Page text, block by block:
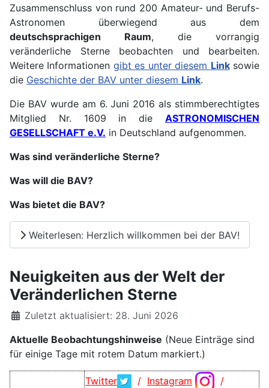
Zusammenschluss von rund 200 Amateur- und Berufs-
Astronomen überwiegend aus dem
deutschsprachigen Raum, die vorrangig
veränderliche Sterne beobachten und bearbeiten.
Weitere Informationen gibt es unter diesem Linksowie
die Geschichte der BAV unter diesem Link.
Die BAV wurde am 6. Juni 2016 als stimmberechtigtes
Mitglied Nr. 1609 in die ASTRONOMISCHEN
GESELLSCHAFT e.V. in Deutschland aufgenommen.
Was sind veränderliche Sterne?
Was will die BAV?
Was bietet die BAV?
Weiterlesen: Herzlich willkommen bei der BAV!
Neuigkeiten aus der Welt der
Veränderlichen Sterne
DetailsZuletzt aktualisiert: 28. Juni 2026
Aktuelle Beobachtungshinweise (Neue Einträge sind
für einige Tage mit rotem Datum markiert.)
Twitter / Instagram /